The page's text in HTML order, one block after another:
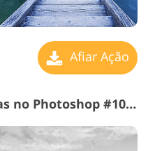
Afiar Ação
Ações de nitidez gratuitas no Photoshop #10 "B&W"